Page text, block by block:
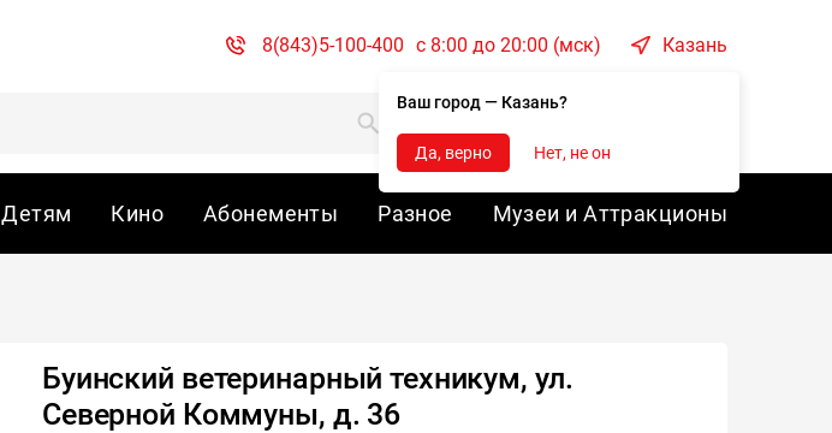
8(843)5-100-400 c 8:00 до 20:00 (мск) Казань
Ваш город — Казань?
Да, верно Нет, не он
Детям Кино Абонементы Разное Музеи и Аттракционы
Буинский ветеринарный техникум, ул.
Северной Коммуны, д. 36